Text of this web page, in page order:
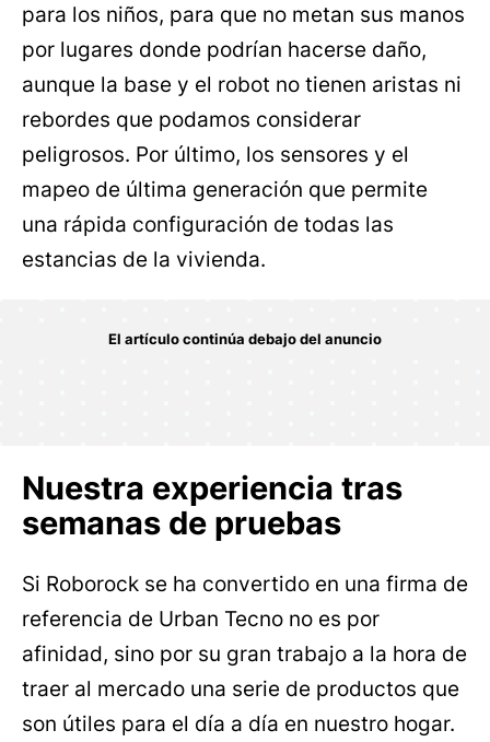
para los niños, para que no metan sus manos
por lugares donde podrían hacerse daño,
aunque la base y el robot no tienen aristas ni
rebordes que podamos considerar
peligrosos. Por último, los sensores y el
mapeo de última generación que permite
una rápida configuración de todas las
estancias de la vivienda.
Nuestra experiencia tras
semanas de pruebas
Si Roborock se ha convertido en una firma de
referencia de Urban Tecno no es por
afinidad, sino por su gran trabajo a la hora de
traer al mercado una serie de productos que
son útiles para el día a día en nuestro hogar.